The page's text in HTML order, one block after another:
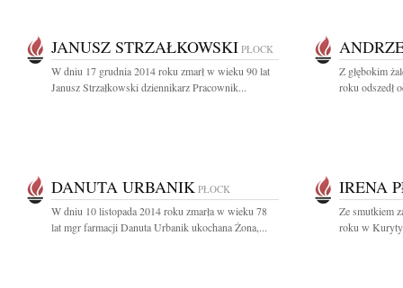
JANUSZ STRZAŁKOWSKI PŁOCK
W dniu 17 grudnia 2014 roku zmarł w wieku 90 lat
Janusz Strzałkowski dziennikarz Pracownik...
Z głębokim
roku odszedł
DANUTA URBANIK PŁOCK
W dniu 10 listopada 2014 roku zmarła w wieku 78
lat mgr farmacji Danuta Urbanik ukochana Żona,...
IRENA
Ze smutkiem
roku w